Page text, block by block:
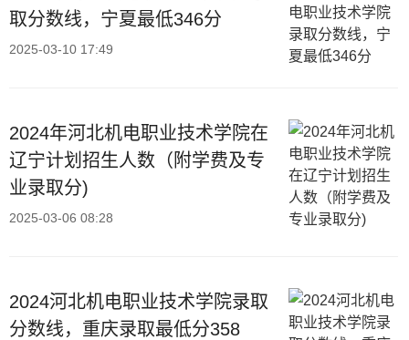
取分数线，宁夏最低346分
2025-03-10 17:49
2024年河北机电职业技术学院在
辽宁计划招生人数（附学费及专
业录取分)
2025-03-06 08:28
2024河北机电职业技术学院录取
分数线，重庆录取最低分358